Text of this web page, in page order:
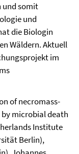
und somit
und
die Biologin
Wäldern. Aktuell
im
of necromass-
microbial death
Institute
Berlin),